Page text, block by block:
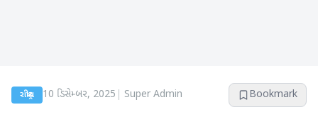
રાષ્ટ્રીય 10 ડિસેમ્બર, 2025 Super Admin Bookmark